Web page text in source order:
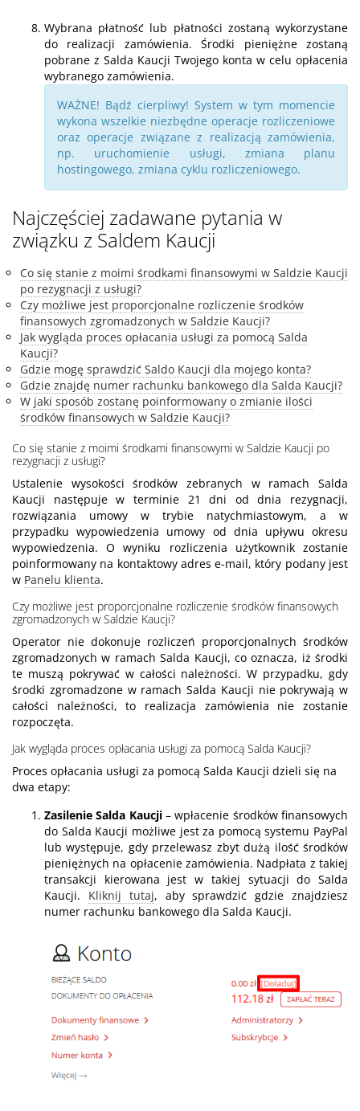
Wybrana płatność lub płatności zostaną wykorzystane
do realizacji zamówienia. Środki pieniężne zostaną
pobrane z Salda Kaucji Twojego konta w celu opłacenia
wybranego zamówienia.
WAŻNE! Bądź cierpliwy! System w tym momencie
wykona wszelkie niezbędne operacje rozliczeniowe
oraz operacje związane z realizacją zamówienia,
np. uruchomienie usługi, zmiana planu
hostingowego, zmiana cyklu rozliczeniowego.
Najczęściej zadawane pytania w
związku z Saldem Kaucji
Co się stanie z moimi środkami finansowymi w Saldzie Kaucji
po rezygnacji z usługi?
Czy możliwe jest proporcjonalne rozliczenie środków
finansowych zgromadzonych w Saldzie Kaucji?
Jak wygląda proces opłacania usługi za pomocą Salda
Kaucji?
Gdzie mogę sprawdzić Saldo Kaucji dla mojego konta?
Gdzie znajdę numer rachunku bankowego dla Salda Kaucji?
W jaki sposób zostanę poinformowany o zmianie ilości
środków finansowych w Saldzie Kaucji?
Co się stanie z moimi środkami finansowymi w Saldzie Kaucji po
rezygnacji z usługi?
Ustalenie wysokości środków zebranych w ramach Salda
Kaucji następuje w terminie 21 dni od dnia rezygnacji,
rozwiązania umowy w trybie natychmiastowym, a w
przypadku wypowiedzenia umowy od dnia upływu okresu
wypowiedzenia. O wyniku rozliczenia użytkownik zostanie
poinformowany na kontaktowy adres e-mail, który podany jest
w Panelu klienta.
Czy możliwe jest proporcjonalne rozliczenie środków finansowych
zgromadzonych w Saldzie Kaucji?
Operator nie dokonuje rozliczeń proporcjonalnych środków
zgromadzonych w ramach Salda Kaucji, co oznacza, iż środki
te muszą pokrywać w całości należności. W przypadku, gdy
środki zgromadzone w ramach Salda Kaucji nie pokrywają w
całości należności, to realizacja zamówienia nie zostanie
rozpoczęta.
Jak wygląda proces opłacania usługi za pomocą Salda Kaucji?
Proces opłacania usługi za pomocą Salda Kaucji dzieli się na
dwa etapy:
Zasilenie Salda Kaucji – wpłacenie środków finansowych
do Salda Kaucji możliwe jest za pomocą systemu PayPal
lub występuje, gdy przelewasz zbyt dużą ilość środków
pieniężnych na opłacenie zamówienia. Nadpłata z takiej
transakcji kierowana jest w takiej sytuacji do Salda
Kaucji. Kliknij tutaj, aby sprawdzić gdzie znajdziesz
numer rachunku bankowego dla Salda Kaucji.